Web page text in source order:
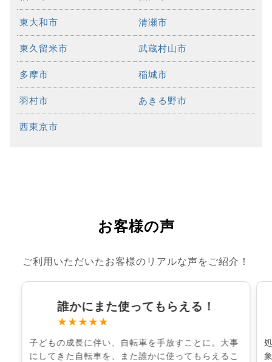
東大和市 清瀬市
東久留米市 武蔵村山市
多摩市 稲城市
羽村市 あきる野市
西東京市
お客様の声
ご利用いただいたお客様のリアルな声をご紹介！
誰かにまた使ってもらえる！
★★★★★
子どもの成長に伴い、自転車を手放すことに。大事
にしてきた自転車を、また誰かに使ってもらえるこ